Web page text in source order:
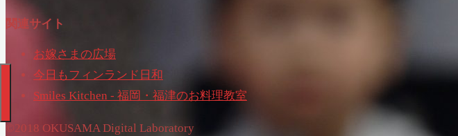
関連サイト
お嫁さまの広場
今日もフィンランド日和
Smiles Kitchen - 福岡・福津のお料理教室
©2018 OKUSAMA Digital Laboratory